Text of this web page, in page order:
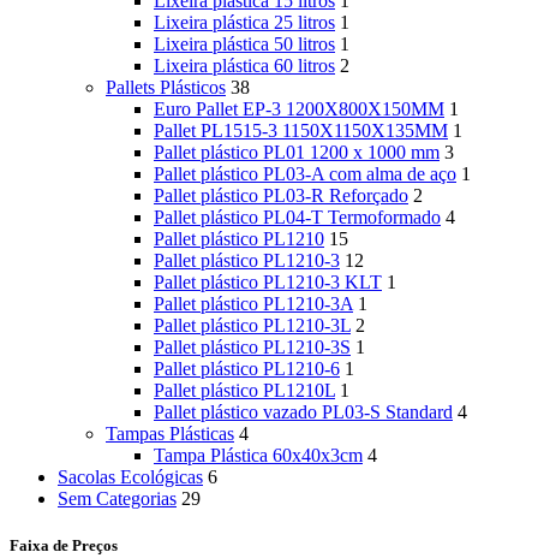
Lixeira plástica 25 litros 1
Lixeira plástica 50 litros 1
Lixeira plástica 60 litros 2
Pallets Plásticos 38
Euro Pallet EP-3 1200X800X150MM 1
Pallet PL1515-3 1150X1150X135MM 1
Pallet plástico PL01 1200 x 1000 mm 3
Pallet plástico PL03-A com alma de aço 1
Pallet plástico PL03-R Reforçado 2
Pallet plástico PL04-T Termoformado 4
Pallet plástico PL1210 15
Pallet plástico PL1210-3 12
Pallet plástico PL1210-3 KLT 1
Pallet plástico PL1210-3A 1
Pallet plástico PL1210-3L 2
Pallet plástico PL1210-3S 1
Pallet plástico PL1210-6 1
Pallet plástico PL1210L 1
Pallet plástico vazado PL03-S Standard 4
Tampas Plásticas 4
Tampa Plástica 60x40x3cm 4
Sacolas Ecológicas 6
Sem Categorias 29
Faixa de Preços